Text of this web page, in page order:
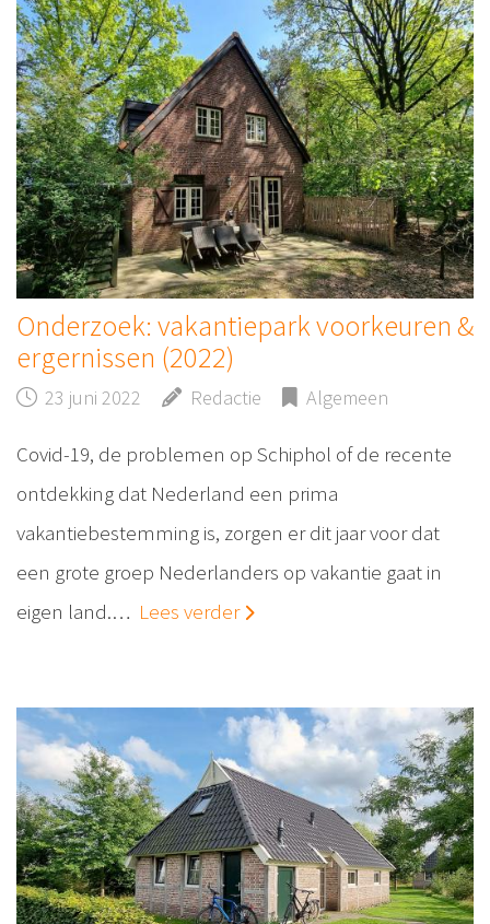
Onderzoek: vakantiepark voorkeuren &
ergernissen (2022)
23 juni 2022 Redactie Algemeen
Covid-19, de problemen op Schiphol of de recente
ontdekking dat Nederland een prima
vakantiebestemming is, zorgen er dit jaar voor dat
een grote groep Nederlanders op vakantie gaat in
eigen land.… Lees verder